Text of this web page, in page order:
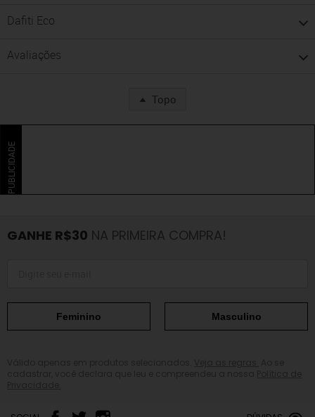
Dafiti Eco
Avaliações
Topo
PUBLICIDADE
GANHE R$30 NA PRIMEIRA COMPRA!
Feminino Masculino